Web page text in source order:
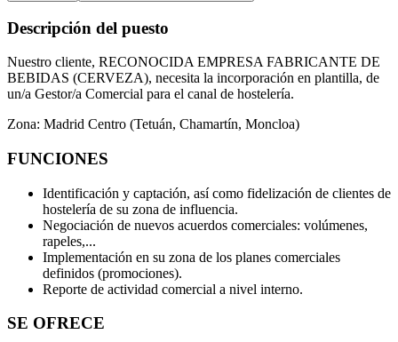
Descripción del puesto
Nuestro cliente, RECONOCIDA EMPRESA FABRICANTE DE
BEBIDAS (CERVEZA), necesita la incorporación en plantilla, de
un/a Gestor/a Comercial para el canal de hostelería.
Zona: Madrid Centro (Tetuán, Chamartín, Moncloa)
FUNCIONES
Identificación y captación, así como fidelización de clientes de
hostelería de su zona de influencia.
Negociación de nuevos acuerdos comerciales: volúmenes,
rapeles,...
Implementación en su zona de los planes comerciales
definidos (promociones).
Reporte de actividad comercial a nivel interno.
SE OFRECE